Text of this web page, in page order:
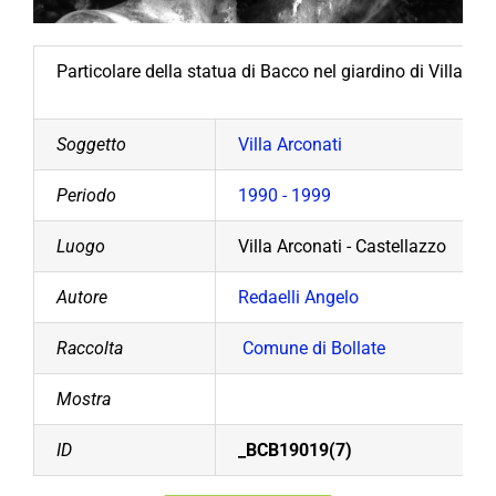
Particolare della statua di Bacco nel giardino di Villa
Soggetto Villa Arconati
Periodo 1990 - 1999
Luogo Villa Arconati - Castellazzo
Autore Redaelli Angelo
Raccolta Comune di Bollate
Mostra
ID _BCB19019(7)